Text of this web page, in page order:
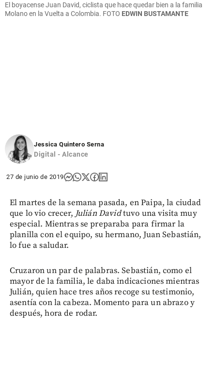
El boyacense Juan David, ciclista que hace quedar bien a la familia
Molano en la Vuelta a Colombia. FOTO EDWIN BUSTAMANTE
Jessica Quintero Serna
Digital - Alcance
27 de junio de 2019
El martes de la semana pasada, en Paipa, la ciudad
que lo vio crecer, Julián Davidtuvo una visita muy
especial. Mientras se preparaba para firmar la
planilla con el equipo, su hermano, Juan Sebastián,
lo fue a saludar.
Cruzaron un par de palabras. Sebastián, como el
mayor de la familia, le daba indicaciones mientras
Julián, quien hace tres años recoge su testimonio,
asentía con la cabeza. Momento para un abrazo y
después, hora de rodar.